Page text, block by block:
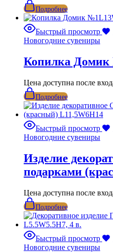
Подробнее
Быстрый просмотр
Новогодние сувениры
Копилка
Цена доступна после
Подробнее
Быстрый просмотр
Новогодние сувениры
Изделие
подарками
Цена доступна после
Подробнее
Быстрый просмотр
Новогодние сувениры